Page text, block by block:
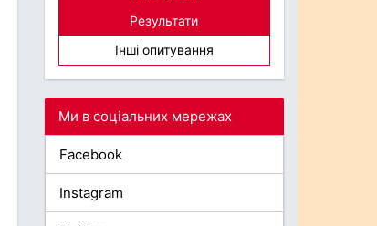
Результати
Інші опитування
Ми в соціальних мережах
Facebook
Instagram